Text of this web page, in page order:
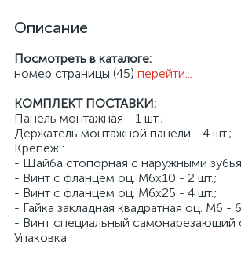
Описание
Посмотреть в каталоге:
номер страницы (45) перейти...
КОМПЛЕКТ ПОСТАВКИ:
Панель монтажная - 1 шт.;
Держатель монтажной панели - 4 шт.;
Крепеж :
- Шайба стопорная с наружными
- Винт с фланцем оц. М6х10 - 2 шт.;
- Винт с фланцем оц. М6х25 - 4 шт.;
- Гайка закладная квадратная оц. М6 -
- Винт специальный самонарезающий
Упаковка